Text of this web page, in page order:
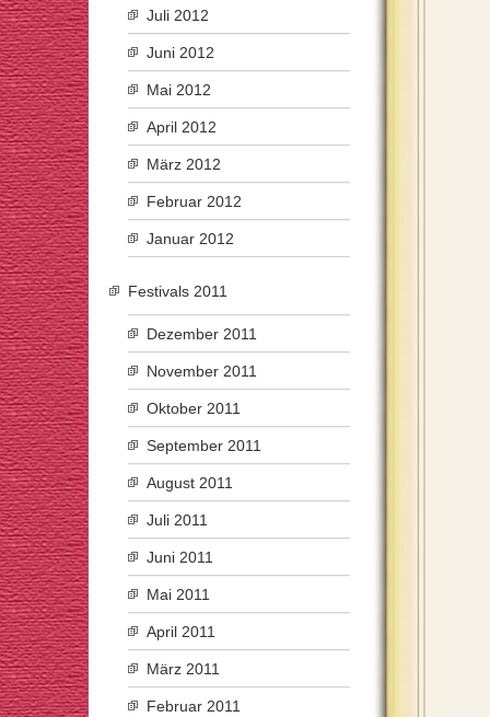
Juli 2012
Juni 2012
Mai 2012
April 2012
März 2012
Februar 2012
Januar 2012
Festivals 2011
Dezember 2011
November 2011
Oktober 2011
September 2011
August 2011
Juli 2011
Juni 2011
Mai 2011
April 2011
März 2011
Februar 2011